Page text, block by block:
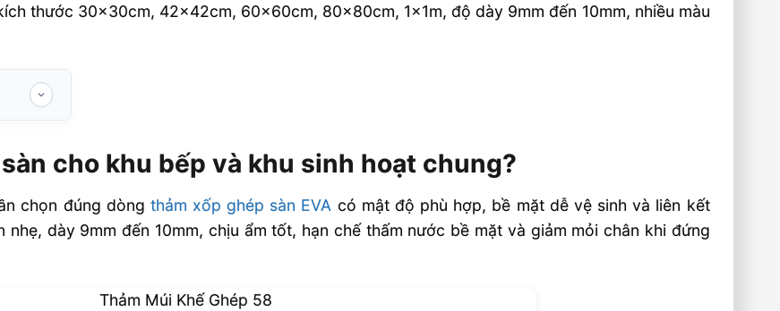
thước 30x30cm, 42x42cm, 60x60cm, 80x80cm, 1x1m, độ dày 9mm đến 10mm, nhiều màu
ẩm
Lạc
cho khu bếp và khu sinh hoạt chung?
chọn đúng dòng thảm xốp ghép sàn EVA có mật độ phù hợp, bề mặt dễ vệ sinh và liên kết
dày 9mm đến 10mm, chịu ẩm tốt, hạn chế thấm nước bề mặt và giảm mỏi chân khi đứng